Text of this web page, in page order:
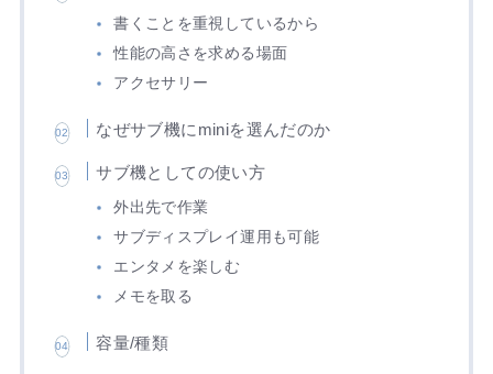
書くことを重視しているから
性能の高さを求める場面
アクセサリー
なぜサブ機にminiを選んだのか
サブ機としての使い方
外出先で作業
サブディスプレイ運用も可能
エンタメを楽しむ
メモを取る
容量/種類